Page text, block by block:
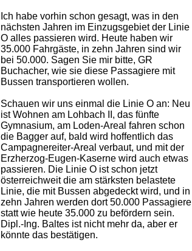
Ich habe vorhin schon gesagt, was in den
nächsten Jahren im Einzugsgebiet der Linie
O alles passieren wird. Heute haben wir
35.000 Fahrgäste, in zehn Jahren sind wir
bei 50.000. Sagen Sie mir bitte, GR
Buchacher, wie sie diese Passagiere mit
Bussen transportieren wollen.
Schauen wir uns einmal die Linie O an: Neu
ist Wohnen am Lohbach II, das fünfte
Gymnasium, am Loden-Areal fahren schon
die Bagger auf, bald wird hoffentlich das
Campagnereiter-Areal verbaut, und mit der
Erzherzog-Eugen-Kaserne wird auch etwas
passieren. Die Linie O ist schon jetzt
österreichweit die am stärksten belastete
Linie, die mit Bussen abgedeckt wird, und in
zehn Jahren werden dort 50.000 Passagiere
statt wie heute 35.000 zu befördern sein.
Dipl.-Ing. Baltes ist nicht mehr da, aber er
könnte das bestätigen.